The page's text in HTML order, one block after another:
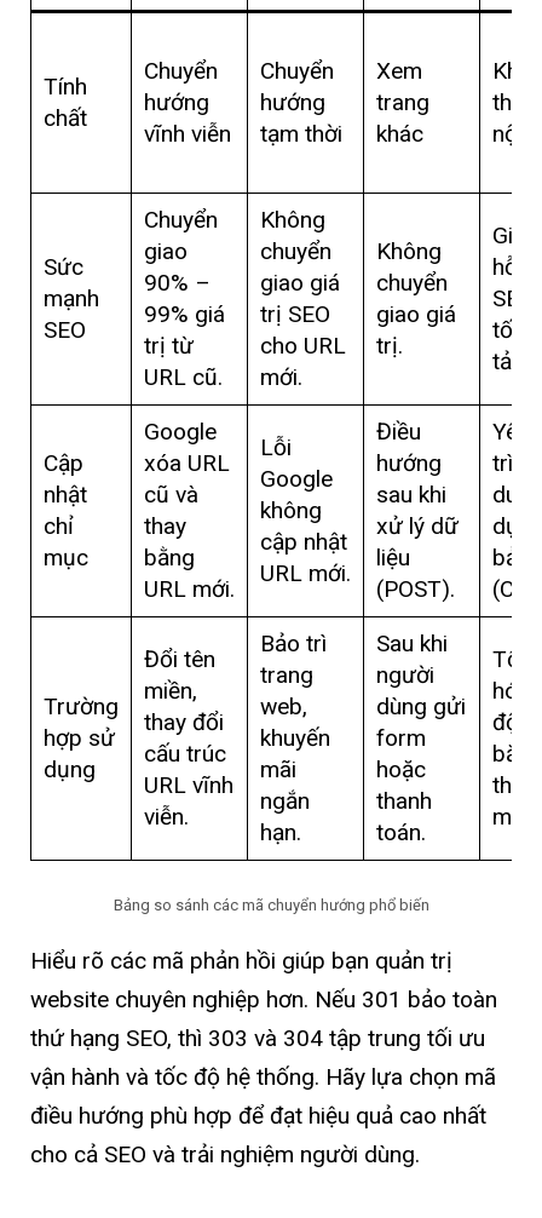
Tính
chất
Chuyển
hướng
vĩnh viễn
Chuyển
hướng
tạm thời
Xem
trang
khác
thay
nội
Sức
mạnh
SEO
Chuyển
giao
90% –
99% giá
trị từ
URL cũ.
Không
chuyển
giao giá
trị SEO
cho URL
mới.
Không
chuyển
giao giá
trị.
hỗ
tốc
tải.
Cập
nhật
chỉ
mục
Google
xóa URL
cũ và
thay
bằng
URL mới.
Lỗi
Google
không
cập nhật
URL mới.
Điều
hướng
sau khi
xử lý dữ
liệu
(POST).
Yêu
trình
bản
Trường
hợp sử
dụng
Đổi tên
miền,
thay đổi
cấu trúc
URL vĩnh
viễn.
Bảo trì
trang
web,
khuyến
mãi
ngắn
hạn.
Sau khi
người
dùng gửi
form
hoặc
thanh
toán.
Tối
hóa
độ
băng
máy
Bảng so sánh các mã chuyển hướng phổ biến
Hiểu rõ các mã phản hồi giúp bạn quản trị
website chuyên nghiệp hơn. Nếu 301 bảo toàn
thứ hạng SEO, thì 303 và 304 tập trung tối ưu
vận hành và tốc độ hệ thống. Hãy lựa chọn mã
điều hướng phù hợp để đạt hiệu quả cao nhất
cho cả SEO và trải nghiệm người dùng.